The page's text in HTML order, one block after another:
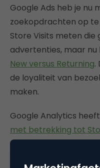
Google Ads heb je nu
zoekopdrachten op te
Store Visits meten die
advertenties, maar nu
New versus Returning.
de loyaliteit van
maken.
Google Analytics heeft
met betrekking tot
die eerder dit jaar
buiten Google Ads